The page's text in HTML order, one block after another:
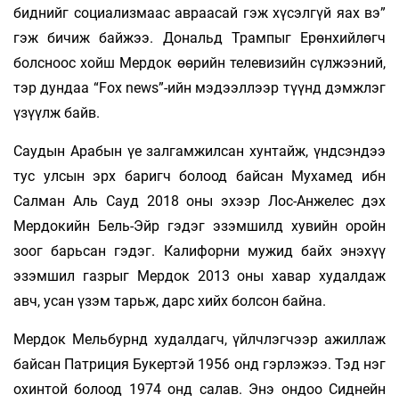
биднийг социализмаас авраасай гэж хүсэлгүй яах вэ”
гэж бичиж байжээ. Дональд Трампыг Ерөнхийлөгч
болсноос хойш Мердок өөрийн телевизийн сүлжээний,
тэр дундаа “Fox news”-ийн мэдээллээр түүнд дэмжлэг
үзүүлж байв.
Саудын Арабын үе залгамжилсан хунтайж, үндсэндээ
тус улсын эрх баригч болоод байсан Мухамед ибн
Салман Аль Сауд 2018 оны эхээр Лос-Анжелес дэх
Мердокийн Бель-Эйр гэдэг эзэмшилд хувийн оройн
зоог барьсан гэдэг. Калифорни мужид байх энэхүү
эзэмшил газрыг Мердок 2013 оны хавар худалдаж
авч, усан үзэм тарьж, дарс хийх болсон байна.
Мердок Мельбурнд худалдагч, үйлчлэгчээр ажиллаж
байсан Патриция Букертэй 1956 онд гэрлэжээ. Тэд нэг
охинтой болоод 1974 онд салав. Энэ ондоо Сиднейн